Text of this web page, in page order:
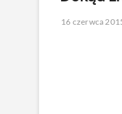
16 czerwca